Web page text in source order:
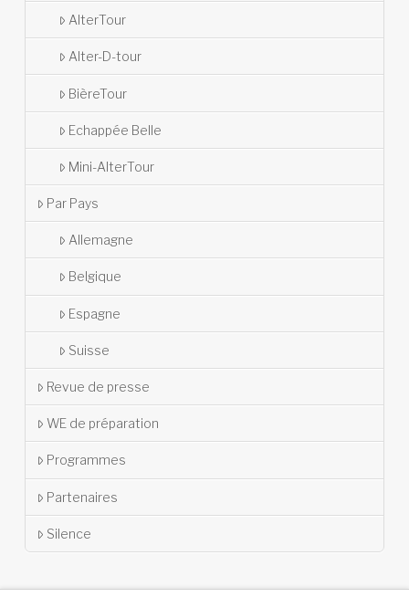
AlterTour
Alter-D-tour
BièreTour
Echappée Belle
Mini-AlterTour
Par Pays
Allemagne
Belgique
Espagne
Suisse
Revue de presse
WE de préparation
Programmes
Partenaires
Silence